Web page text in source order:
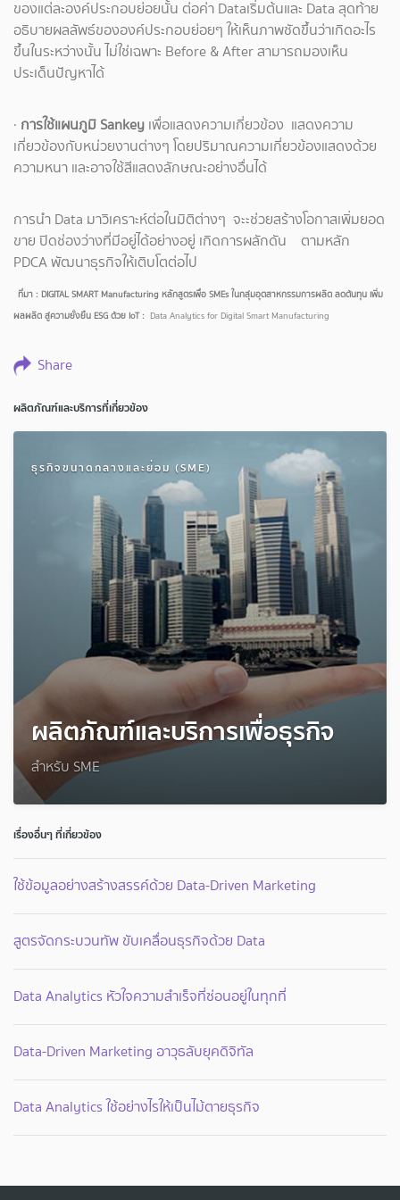
ของแต่ละองค์ประกอบย่อยนั้น ต่อค่า Dataเริ่มต้นและ Data สุดท้าย
อธิบายผลลัพธ์ขององค์ประกอบย่อยๆ ให้เห็นภาพชัดขึ้นว่าเกิดอะไร
ขึ้นในระหว่างนั้น ไม่ใช่เฉพาะ Before & After สามารถมองเห็น
ประเด็นปัญหาได้
· การใช้แผนภูมิ Sankey เพื่อแสดงความเกี่ยวข้อง แสดงความ
เกี่ยวข้องกับหน่วยงานต่างๆ โดยปริมาณความเกี่ยวข้องแสดงด้วย
ความหนา และอาจใช้สีแสดงลักษณะอย่างอื่นได้
การนำ Data มาวิเคราะห์ต่อในมิติต่างๆ จะะช่วยสร้างโอกาสเพิ่มยอด
ขาย ปิดช่องว่างที่มีอยู่ได้อย่างอยู่ เกิดการผลักดัน ตามหลัก
PDCA พัฒนาธุรกิจให้เติบโตต่อไป
ที่มา : DIGITAL SMART Manufacturing หลักสูตรเพื่อ SMEs ในกลุ่มอุตสาหกรรมการผลิต ลดต้นทุน เพิ่ม
ผลผลิต สู่ความยั่งยืน ESG ด้วย IoT : Data Analytics for Digital Smart Manufacturing
Share
ผลิตภัณฑ์และบริการที่เกี่ยวข้อง
ธุรกิจขนาดกลางและย่อม (SME)
ผลิตภัณฑ์และบริการเพื่อธุรกิจ
สำหรับ SME
เรื่องอื่นๆ ที่เกี่ยวข้อง
ใช้ข้อมูลอย่างสร้างสรรค์ด้วย Data-Driven Marketing
สูตรจัดกระบวนทัพ ขับเคลื่อนธุรกิจด้วย Data
Data Analytics หัวใจความสำเร็จที่ซ่อนอยู่ในทุกที่
Data-Driven Marketing อาวุธลับยุคดิจิทัล
Data Analytics ใช้อย่างไรให้เป็นไม้ตายธุรกิจ